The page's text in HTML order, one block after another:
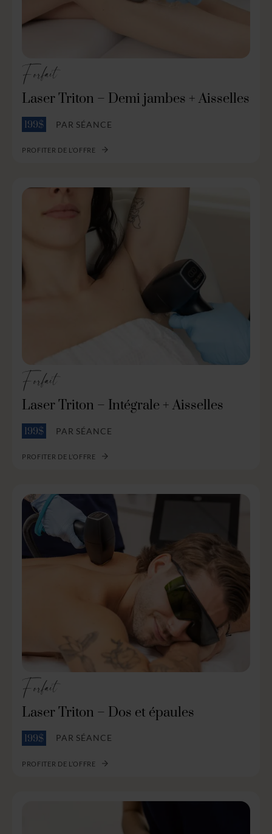
Forfait
Laser Triton – Demi jambes + Aisselles
199$ PAR SÉANCE
PROFITER DE L’OFFRE
Forfait
Laser Triton – Intégrale + Aisselles
199$ PAR SÉANCE
PROFITER DE L’OFFRE
Forfait
Laser Triton – Dos et épaules
199$ PAR SÉANCE
PROFITER DE L’OFFRE